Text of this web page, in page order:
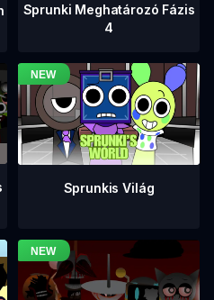
Sprunki Meghatározó Fázis
4
Sprunkis Világ